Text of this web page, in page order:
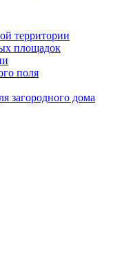
территории
площадок
поля
загородного дома